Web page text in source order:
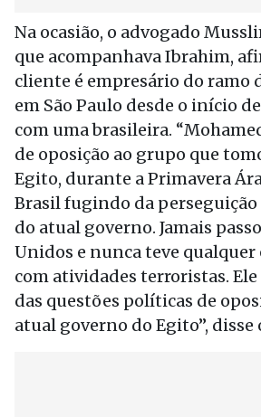
Na ocasião, o advogado
que acompanhava Ibrahim,
cliente é empresário do ramo
em São Paulo desde o início
com uma brasileira.
de oposição ao grupo que
Egito, durante a Primavera
Brasil fugindo da perseguição
do atual governo. Jamais
Unidos e nunca teve
com atividades terroristas.
das questões políticas de
atual governo do Egito”, disse